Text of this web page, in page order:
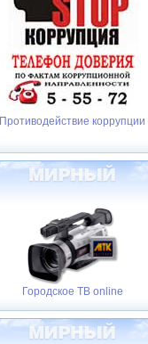
Противодействие коррупции
Городское ТВ online